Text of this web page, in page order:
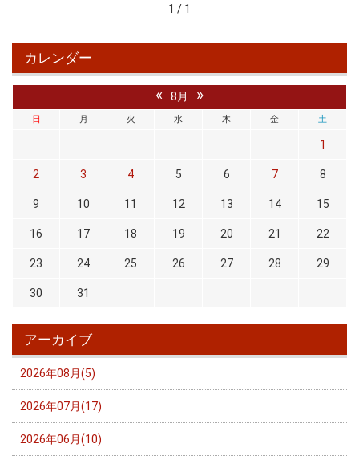
1 / 1
カレンダー
« 8月 »
日 月 火 水 木 金 土
1
2 3 4 5 6 7 8
9 10 11 12 13 14 15
16 17 18 19 20 21 22
23 24 25 26 27 28 29
30 31
アーカイブ
2026年08月(5)
2026年07月(17)
2026年06月(10)